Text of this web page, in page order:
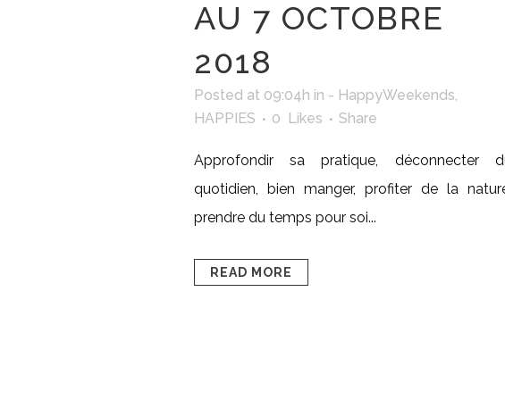
AU 7 OCTOBRE
2018
Posted at 09:04h in - HappyWeekends,
HAPPIES
0 Likes Share
Approfondir sa pratique, déconnecter
quotidien, bien manger, profiter de la
prendre du temps pour soi...
READ MORE